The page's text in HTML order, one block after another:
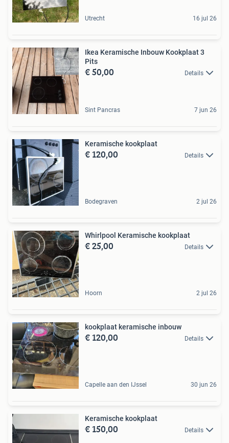
Utrecht 16 jul 26
Ikea Keramische Inbouw Kookplaat 3
Pits
€ 50,00 Details
Sint Pancras 7 jun 26
Keramische kookplaat
€ 120,00 Details
Bodegraven 2 jul 26
Whirlpool Keramische kookplaat
€ 25,00 Details
Hoorn 2 jul 26
kookplaat keramische inbouw
€ 120,00 Details
Capelle aan den IJssel 30 jun 26
Keramische kookplaat
€ 150,00 Details